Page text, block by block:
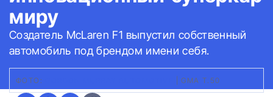
миру
Создатель McLaren F1 выпустил собственный
автомобиль под брендом имени себя.
ФОТО: GMA T.50